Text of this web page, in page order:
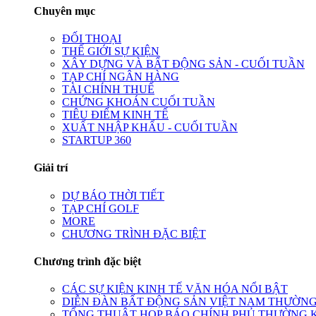
Chuyên mục
ĐỐI THOẠI
THẾ GIỚI SỰ KIỆN
XÂY DỰNG VÀ BẤT ĐỘNG SẢN - CUỐI TUẦN
TẠP CHÍ NGÂN HÀNG
TÀI CHÍNH THUẾ
CHỨNG KHOÁN CUỐI TUẦN
TIÊU ĐIỂM KINH TẾ
XUẤT NHẬP KHẨU - CUỐI TUẦN
STARTUP 360
Giải trí
DỰ BÁO THỜI TIẾT
TẠP CHÍ GOLF
MORE
CHƯƠNG TRÌNH ĐẶC BIỆT
Chương trình đặc biệt
CÁC SỰ KIỆN KINH TẾ VĂN HÓA NỔI BẬT
DIỄN ĐÀN BẤT ĐỘNG SẢN VIỆT NAM